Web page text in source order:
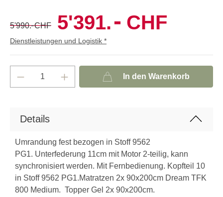
5'990.-CHF 5'391.- CHF
Dienstleistungen und Logistik *
In den Warenkorb
Details
Umrandung fest bezogen in Stoff 9562
PG1. Unterfederung 11cm mit Motor 2-teilig, kann
synchronisiert werden. Mit Fernbedienung. Kopfteil 10
in Stoff 9562 PG1.Matratzen 2x 90x200cm Dream TFK
800 Medium. Topper Gel 2x 90x200cm.